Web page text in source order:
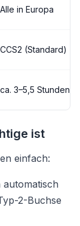
Alle in Europa
CCS2 (Standard)
ca. 3–5,5 Stunden
ist
einfach:
automatisch
2-Buchse